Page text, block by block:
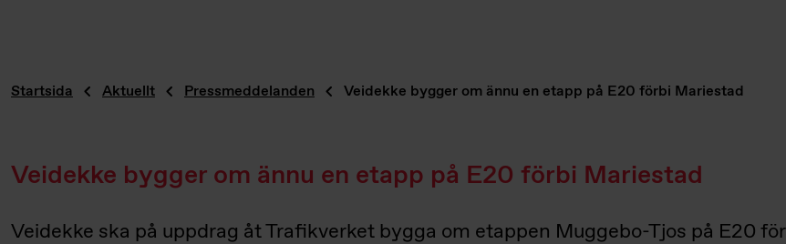
Startsida Aktuellt Pressmeddelanden Veidekke bygger om ännu en etapp på E20 förbi Mariestad
Veidekke bygger om ännu en etapp på E20 förbi Mariestad
Veidekke ska på uppdrag åt Trafikverket bygga om etappen Muggebo-Tjos på E20